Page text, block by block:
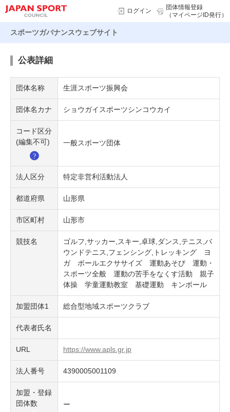
ログイン
団体情報登録
（マイページID発行）
スポーツガバナンスウェブサイト
公表詳細
団体名称 生涯スポーツ振興会
団体名カナ ショウガイスポーツシンコウカイ
コード区分
(編集不可)
一般スポーツ団体
法人区分 特定非営利活動法人
都道府県 山形県
市区町村 山形市
競技名
ゴルフ,サッカー,スキー,卓球,ダンス,テニス,バ
ウンドテニス,フェンシング,トレッキング ヨ
ガ ボールエクササイズ 運動あそび 運動・
スポーツ全般 運動の苦手をなくす活動 親子
体操 学童運動教室 基礎運動 キンボール
加盟団体1 総合型地域スポーツクラブ
代表者氏名
URL https://www.apls.gr.jp
法人番号 4390005001109
加盟・登録
団体数
ー